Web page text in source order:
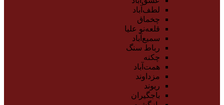
لطف‌آباد
چخماق
قلعه‌نو علیا
سمیع‌آباد
رباط سنگ
چکنه
همت‌آباد
مزداوند
ریوند
باجگیران